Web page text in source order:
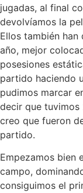
jugadas, al final
devolvíamos la
Ellos también
año, mejor
posesiones
partido haciendo
pudimos marcar
decir que tuvimos
creo que fueron
partido.
Empezamos bien
campo,
consiguimos el